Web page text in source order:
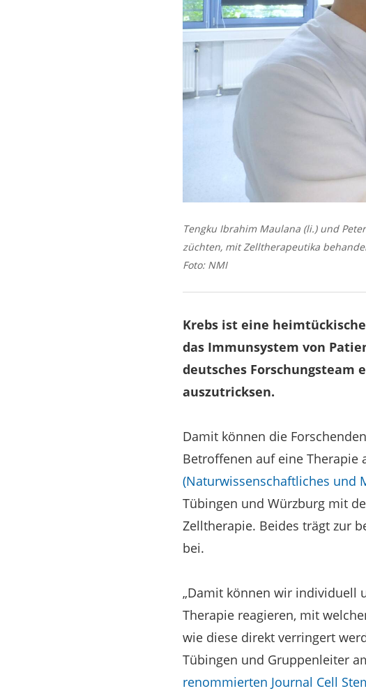
Tengku Ibrahim Maulana (li.) und
züchten, mit Zelltherapeutika
Foto: NMI
Krebs ist eine
das Immunsystem von
deutsches Forschungsteam
auszutricksen.
Damit können die
Betroffenen auf eine Therapie
(Naturwissenschaftliches und
Tübingen und Würzburg mit
Zelltherapie. Beides trägt zur
bei.
„Damit können wir individuell
Therapie reagieren, mit
wie diese direkt verringert
Tübingen und Gruppenleiter
renommierten Journal Cell